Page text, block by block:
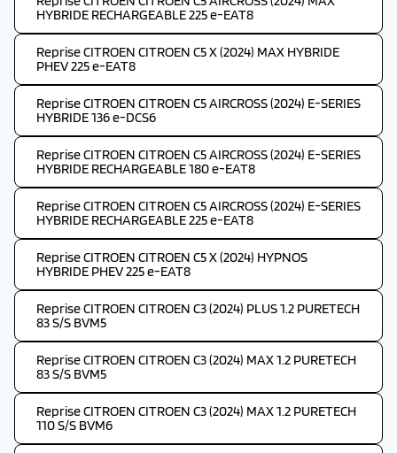
HYBRIDE RECHARGEABLE 225 e-EAT8
Reprise CITROEN CITROEN C5 X (2024) MAX HYBRIDE
PHEV 225 e-EAT8
Reprise CITROEN CITROEN C5 AIRCROSS (2024) E-SERIES
HYBRIDE 136 e-DCS6
Reprise CITROEN CITROEN C5 AIRCROSS (2024) E-SERIES
HYBRIDE RECHARGEABLE 180 e-EAT8
Reprise CITROEN CITROEN C5 AIRCROSS (2024) E-SERIES
HYBRIDE RECHARGEABLE 225 e-EAT8
Reprise CITROEN CITROEN C5 X (2024) HYPNOS
HYBRIDE PHEV 225 e-EAT8
Reprise CITROEN CITROEN C3 (2024) PLUS 1.2 PURETECH
83 S/S BVM5
Reprise CITROEN CITROEN C3 (2024) MAX 1.2 PURETECH
83 S/S BVM5
Reprise CITROEN CITROEN C3 (2024) MAX 1.2 PURETECH
110 S/S BVM6